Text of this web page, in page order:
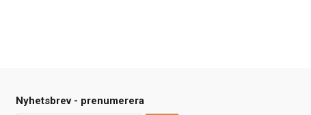
Nyhetsbrev - prenumerera